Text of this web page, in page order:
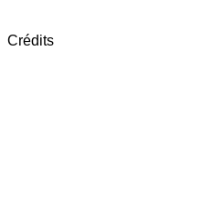
Crédits